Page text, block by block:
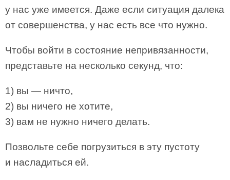
у нас уже имеется. Даже если ситуация далека
от совершенства, у нас есть все что нужно.
Чтобы войти в состояние непривязанности,
представьте на несколько секунд, что:
1) вы — ничто,
2) вы ничего не хотите,
3) вам не нужно ничего делать.
Позвольте себе погрузиться в эту пустоту
и насладиться ей.